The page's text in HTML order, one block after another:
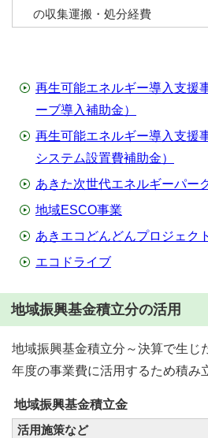
の収集運搬・処分経費
再生可能エネルギー導入支援
ーブ導入補助金）
再生可能エネルギー導入支援
システム設置費補助金）
あきた次世代エネルギーパー
地域ESCO事業
あきエコどんどんプロジェクト
エコドライブ
地域振興基金積立分の活用
地域振興基金積立分～決算で生じ
年度の事業費に活用するため積み
地域振興基金積立金
活用施策など